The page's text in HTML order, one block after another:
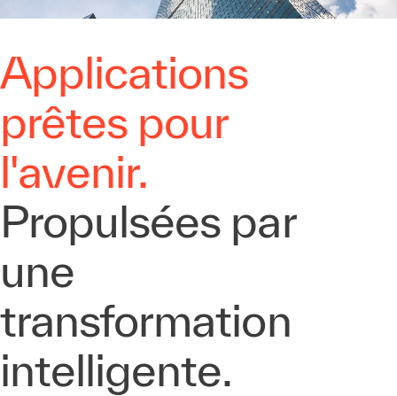
Applications
prêtes pour
l'avenir.
Propulsées par
une
transformation
intelligente.